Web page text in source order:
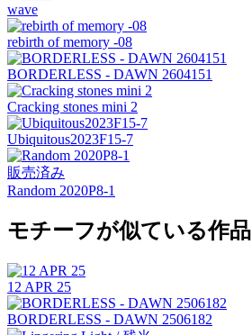
wave
rebirth of memory -08
BORDERLESS - DAWN 2604151
Cracking stones mini 2
Ubiquitous2023F15-7
販売済み
Random 2020P8-1
モチーフが似ている作品
12 APR 25
BORDERLESS - DAWN 2506182